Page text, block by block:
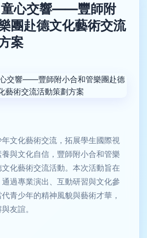
童心交響——豐師附
團赴德文化藝術交流
案
文化藝術交流，拓展學生國際視
與文化自信，豐師附小合和管樂
化藝術交流活動。本次活動旨在
過專業演出、互動研習與文化參
青少年的精神風貌與藝術才華，
友誼。